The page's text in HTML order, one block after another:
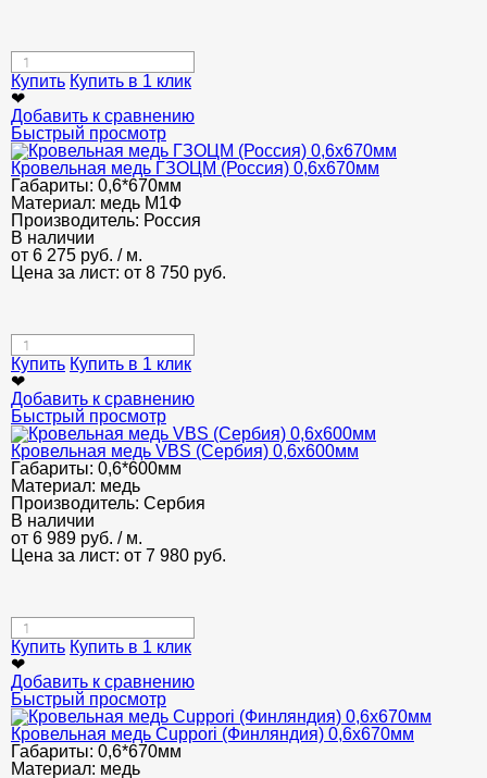
Купить Купить в 1 клик
❤
Добавить к сравнению
Быстрый просмотр
Кровельная медь ГЗОЦМ (Россия) 0,6x670мм
Габариты: 0,6*670мм
Материал: медь М1Ф
Производитель: Россия
В наличии
от 6 275 руб. / м.
Цена за лист: от 8 750 руб.
Купить Купить в 1 клик
❤
Добавить к сравнению
Быстрый просмотр
Кровельная медь VBS (Сербия) 0,6x600мм
Габариты: 0,6*600мм
Материал: медь
Производитель: Сербия
В наличии
от 6 989 руб. / м.
Цена за лист: от 7 980 руб.
Купить Купить в 1 клик
❤
Добавить к сравнению
Быстрый просмотр
Кровельная медь Cuppori (Финляндия) 0,6x670мм
Габариты: 0,6*670мм
Материал: медь